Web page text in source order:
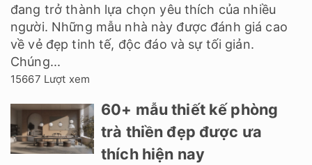
đang trở thành lựa chọn yêu thích của nhiều
người. Những mẫu nhà này được đánh giá cao
về vẻ đẹp tinh tế, độc đáo và sự tối giản.
Chúng...
15667 Lượt xem
60+ mẫu thiết kế phòng
trà thiền đẹp được ưa
thích hiện nay